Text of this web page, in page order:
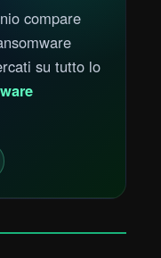
compare
su tutto lo